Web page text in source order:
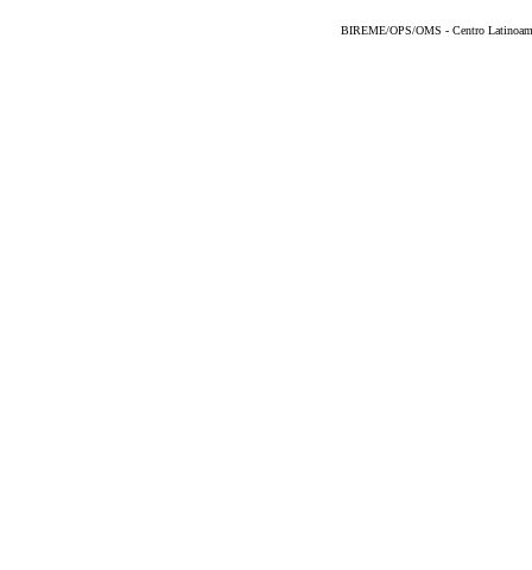
BIREME/OPS/OMS - Centro